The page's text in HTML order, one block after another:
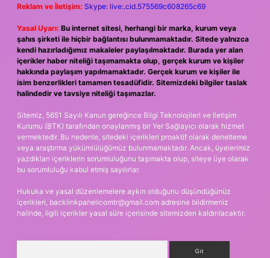
Reklam ve İletişim: Skype: live:.cid.575569c608265c69
Yasal Uyarı: Bu internet sitesi, herhangi bir marka, kurum veya
şahıs şirketi ile hiçbir bağlantısı bulunmamaktadır. Sitede yalnızca
kendi hazırladığımız makaleler paylaşılmaktadır. Burada yer alan
içerikler haber niteliği taşımamakta olup, gerçek kurum ve kişiler
hakkında paylaşım yapılmamaktadır. Gerçek kurum ve kişiler ile
isim benzerlikleri tamamen tesadüfidir. Sitemizdeki bilgiler taslak
halindedir ve tavsiye niteliği taşımazlar.
Sitemiz, 5651 Sayılı Kanun gereğince Bilgi Teknolojileri ve İletişim
Kurumu (BTK) tarafından onaylanmış bir Yer Sağlayıcı olarak hizmet
vermektedir. Bu nedenle, sitedeki içerikleri proaktif olarak denetleme
veya araştırma yükümlülüğümüz bulunmamaktadır. Ancak, üyelerimiz
yazdıkları içeriklerin sorumluluğunu taşımakta olup, siteye üye olarak
bu sorumluluğu kabul etmiş sayılırlar.
Hukuka ve yasal düzenlemelere aykırı olduğunu düşündüğünüz
içerikleri, backlinkpanelicomtr@gmail.com adresine bildirmeniz
halinde, ilgili içerikler yasal süre içerisinde sitemizden kaldırılacaktır.